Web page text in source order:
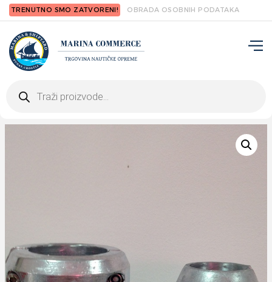
TRENUTNO SMO ZATVORENI! OBRADA OSOBNIH PODATAKA
search